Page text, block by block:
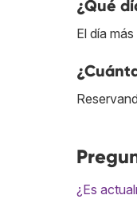
¿Qué
El día
¿Es